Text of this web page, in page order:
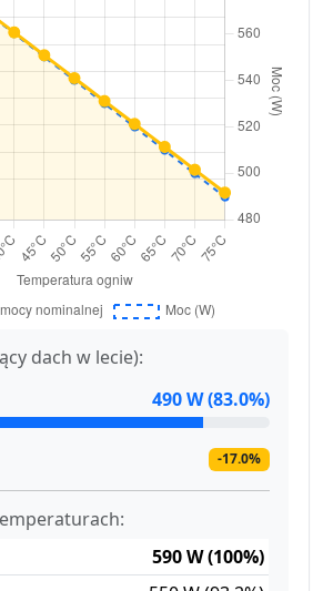
dach w lecie):
490 W (83.0%)
-17.0%
590 W (100%)